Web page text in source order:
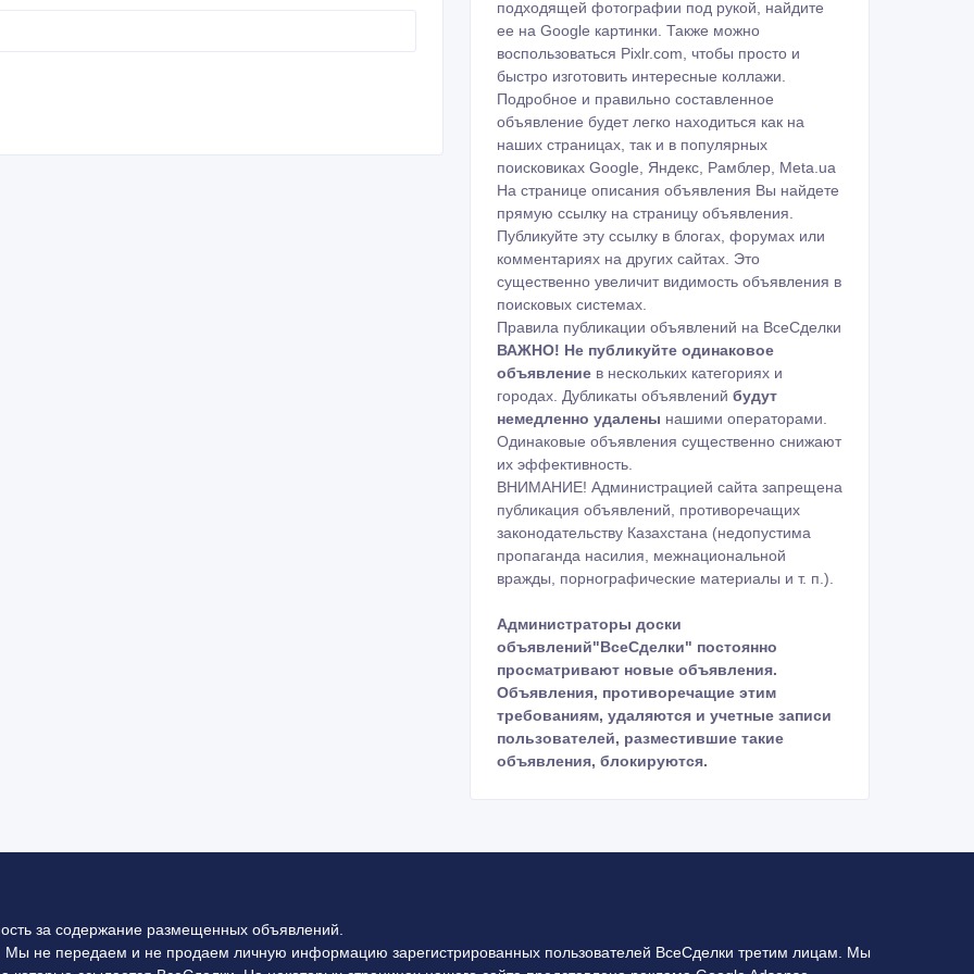
подходящей фотографии под рукой, найдите
ее на Google картинки. Также можно
воспользоваться Pixlr.com, чтобы просто и
быстро изготовить интересные коллажи.
Подробное и правильно составленное
объявление будет легко находиться как на
наших страницах, так и в популярных
поисковиках Google, Яндекс, Рамблер, Meta.ua
На странице описания объявления Вы найдете
прямую ссылку на страницу объявления.
Публикуйте эту ссылку в блогах, форумах или
комментариях на других сайтах. Это
существенно увеличит видимость объявления в
поисковых системах.
Правила публикации объявлений на ВсеСделки
ВАЖНО! Не публикуйте одинаковое
объявление в нескольких категориях и
городах. Дубликаты объявлений будут
немедленно удалены нашими операторами.
Одинаковые объявления существенно снижают
их эффективность.
ВНИМАНИЕ! Администрацией сайта запрещена
публикация объявлений, противоречащих
законодательству Казахстана (недопустима
пропаганда насилия, межнациональной
вражды, порнографические материалы и т. п.).
Администраторы доски
объявлений"ВсеСделки" постоянно
просматривают новые объявления.
Объявления, противоречащие этим
требованиям, удаляются и учетные записи
пользователей, разместившие такие
объявления, блокируются.
за содержание размещенных объявлений.
не передаем и не продаем личную информацию зарегистрированных пользователей ВсеСделки третим лицам. Мы